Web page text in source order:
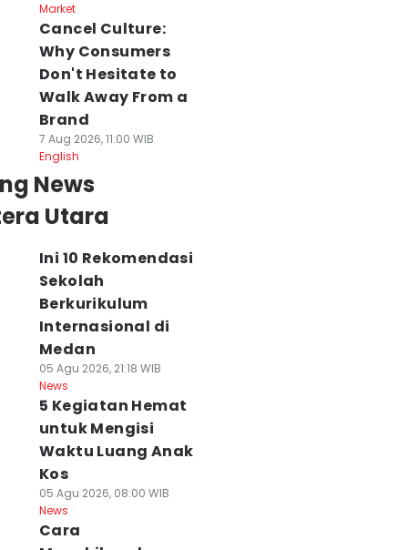
Market
Cancel Culture:
Why Consumers
Don't Hesitate to
Walk Away From a
Brand
7 Aug 2026, 11:00 WIB
English
News
Utara
Ini 10 Rekomendasi
Sekolah
Berkurikulum
Internasional di
Medan
05 Agu 2026, 21:18 WIB
News
5 Kegiatan Hemat
untuk Mengisi
Waktu Luang Anak
Kos
05 Agu 2026, 08:00 WIB
News
Cara